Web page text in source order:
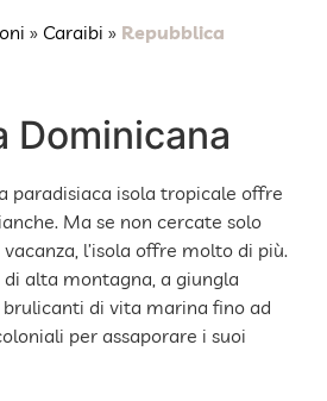
» Caraibi » Repubblica
Dominicana
paradisiaca isola tropicale offre
Ma se non cercate solo
l’isola offre molto di più.
alta montagna, a giungla
di vita marina fino ad
per assaporare i suoi